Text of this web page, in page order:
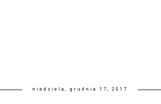
niedziela, grudnia 17, 2017